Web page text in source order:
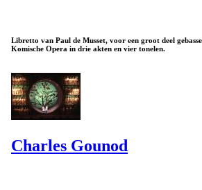
Libretto van Paul de Musset, voor een groot deel
Komische Opera in drie akten en vier tonelen.
Charles Gounod